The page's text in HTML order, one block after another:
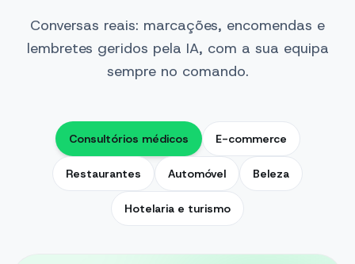
Conversas reais: marcações, encomendas e
lembretes geridos pela IA, com a sua equipa
sempre no comando.
Consultórios médicos E-commerce
Restaurantes Automóvel Beleza
Hotelaria e turismo